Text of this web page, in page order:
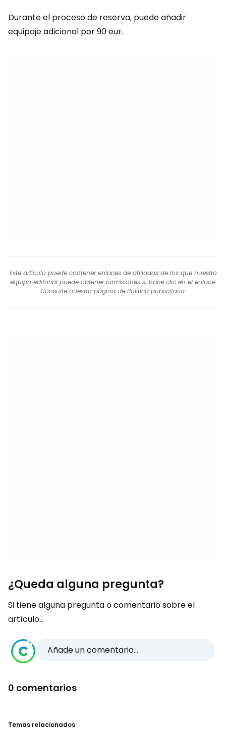
Durante el proceso de reserva, puede añadir
equipaje adicional por 90 eur.
Este artículo puede contener enlaces de afiliados de los que nuestro
equipo editorial puede obtener comisiones si hace clic en el enlace.
Consulte nuestra página de Política publicitaria.
¿Queda alguna pregunta?
Si tiene alguna pregunta o comentario sobre el
artículo...
Añade un comentario...
0 comentarios
Temas relacionados